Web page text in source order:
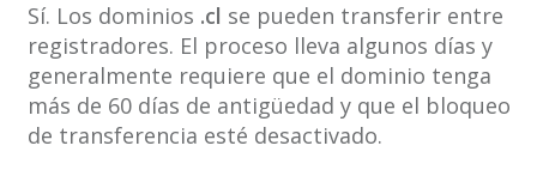
Sí. Los dominios .cl se pueden transferir entre
registradores. El proceso lleva algunos días y
generalmente requiere que el dominio tenga
más de 60 días de antigüedad y que el bloqueo
de transferencia esté desactivado.